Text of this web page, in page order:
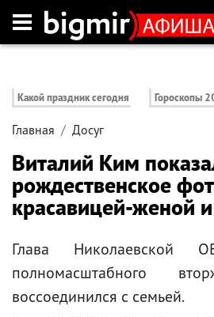
Какой праздник сегодня Гороскопы
Главная Досуг
Виталий Ким
рождественское
красавицей-женой
Глава Николаевской
полномасштабного
воссоединился с семьей.